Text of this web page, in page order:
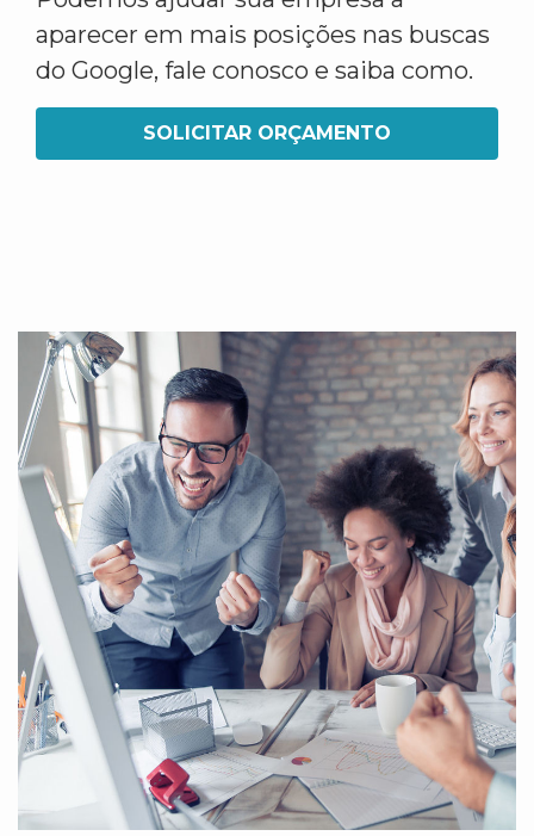
aparecer em mais posições nas buscas
do Google, fale conosco e saiba como.
SOLICITAR ORÇAMENTO